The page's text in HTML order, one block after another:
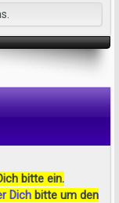
bitte ein.
Dich bitte um den